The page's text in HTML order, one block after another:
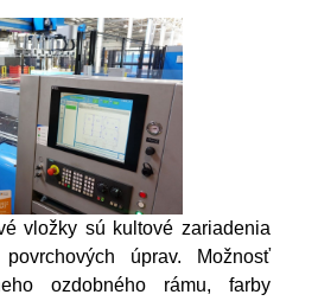
vložky sú kultové zariadenia
úprav. Možnosť
ozdobného rámu, farby